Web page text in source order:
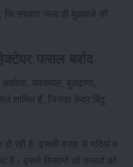
कि सरकार जल्द ही मुआवजे की
अकोला, यवतमाल, बुलढाणा,
शामिल हैं, जिनका केंद्र बिंदु
हो रही है, इसकी वजह से नदियां व
है। इससे किसानों की फसलों को